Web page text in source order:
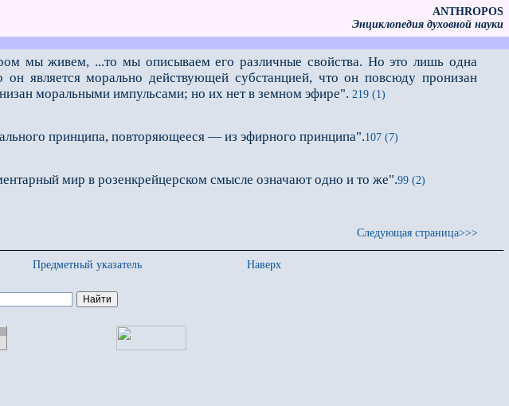
ANTHROPOS
Энциклопедия духовной науки
мы живем, ...то мы описываем его различные свойства. Но это лишь одна
является морально действующей субстанцией, что он повсюду пронизан
моральными импульсами; но их нет в земном эфире". 219 (1)
принципа, повторяющееся — из эфирного принципа".107 (7)
мир в розенкрейцерском смысле означают одно и то же".99 (2)
Следующая страница>>>
Предметный указатель
Наверх